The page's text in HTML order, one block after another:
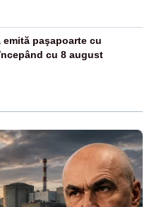
paşapoarte cu
cu 8 august